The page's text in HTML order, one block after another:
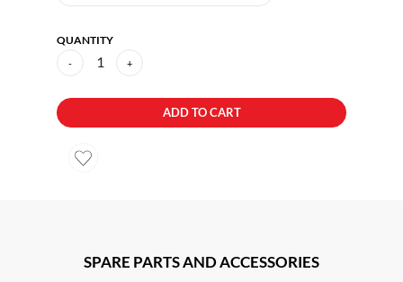
QUANTITY
- 1 +
ADD TO CART
SPARE PARTS AND ACCESSORIES